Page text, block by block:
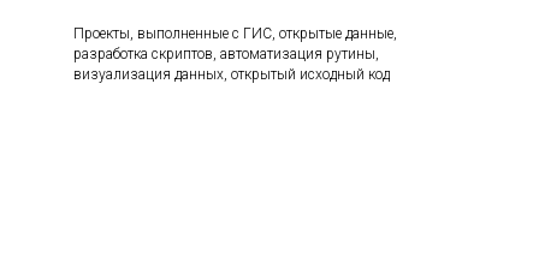
Проекты, выполненные с ГИС, открытые данные,
разработка скриптов, автоматизация рутины,
визуализация данных, открытый исходный код